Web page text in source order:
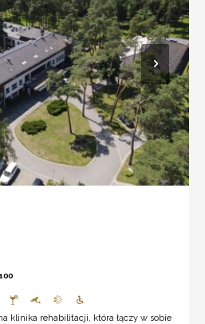
klinika rehabilitacji, która łączy w sobie